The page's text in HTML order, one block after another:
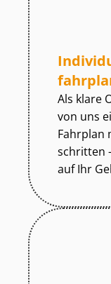
Als klare
von uns
Fahrplan
schrit­ten
auf Ihr